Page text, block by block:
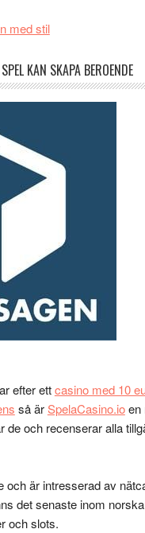
med stil
SPEL KAN SKAPA BEROENDE
efter ettcasino med 10
så ärSpelaCasino.ioen
de och recenserar alla
och är intresserad av
det senaste inom
och slots.